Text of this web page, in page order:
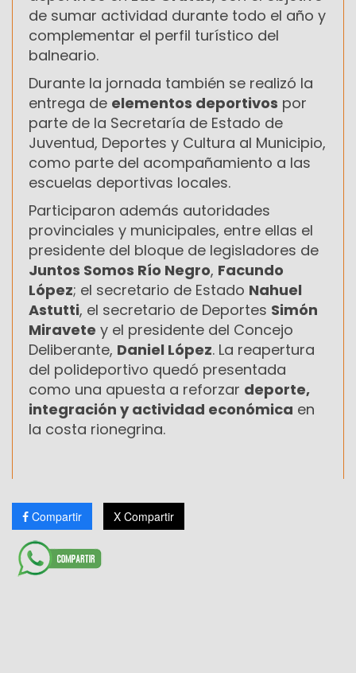
de sumar actividad durante todo el año y
complementar el perfil turístico del
balneario.
Durante la jornada también se realizó la
entrega de elementos deportivos por
parte de la Secretaría de Estado de
Juventud, Deportes y Cultura al Municipio,
como parte del acompañamiento a las
escuelas deportivas locales.
Participaron además autoridades
provinciales y municipales, entre ellas el
presidente del bloque de legisladores de
Juntos Somos Río Negro, Facundo
López; el secretario de Estado Nahuel
Astutti, el secretario de Deportes Simón
Miravete y el presidente del Concejo
Deliberante, Daniel López. La reapertura
del polideportivo quedó presentada
como una apuesta a reforzar deporte,
integración y actividad económica en
la costa rionegrina.
Compartir X Compartir